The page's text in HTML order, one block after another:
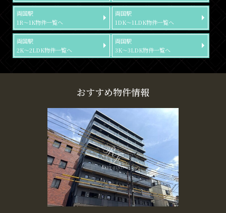
両国駅
1R～1K物件一覧へ
両国駅
1DK～1LDK物件一覧へ
両国駅
2K～2LDK物件一覧へ
両国駅
3K～3LDK物件一覧へ
おすすめ物件情報